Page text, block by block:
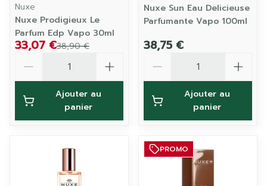
Nuxe
Nuxe Prodigieux Le
Parfum Edp Vapo 30ml
38,90 €
33,07 €
Ajouter au
panier
Nuxe Sun Eau Delicieuse
Parfumante Vapo 100ml
38,75 €
Ajouter au
panier
PROMO